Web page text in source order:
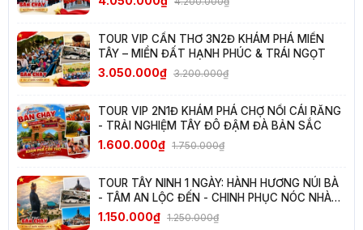
TOUR VIP CẦN THƠ 3N2Đ KHÁM PHÁ MIỀN
TÂY – MIỀN ĐẤT HẠNH PHÚC & TRÁI NGỌT
3.050.000₫ 3.200.000₫
TOUR VIP 2N1Đ KHÁM PHÁ CHỢ NỔI CÁI RĂNG
- TRẢI NGHIỆM TÂY ĐÔ ĐẬM ĐÀ BẢN SẮC
1.600.000₫ 1.750.000₫
TOUR TÂY NINH 1 NGÀY: HÀNH HƯƠNG NÚI BÀ
- TÂM AN LỘC ĐẾN - CHINH PHỤC NÓC NHÀ
NAM BỘ
1.150.000₫ 1.250.000₫